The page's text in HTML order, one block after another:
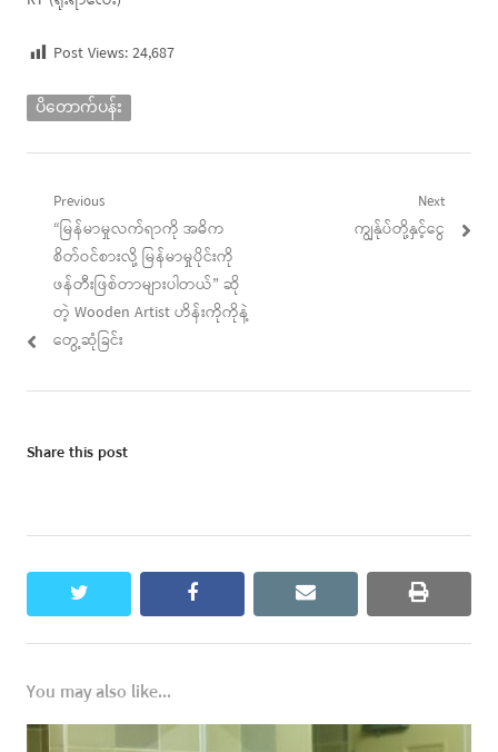
Post Views:24,687
ပိတောက်ပန်း
Post
navigation
Previous
Previous
post:
“မြန်မာမှုလက်ရာကို အဓိက
စိတ်ဝင်စားလို့ မြန်မာမှုပိုင်းကို
ဖန်တီးဖြစ်တာများပါတယ်” ဆို
တဲ့ Wooden Artist ဟိန်းကိုကိုနဲ့
တွေ့ဆုံခြင်း
Next
Next
ကျွန်ုပ်တို့နှင့်ငွေ
Share this post
twitter facebook email print
You may also like...